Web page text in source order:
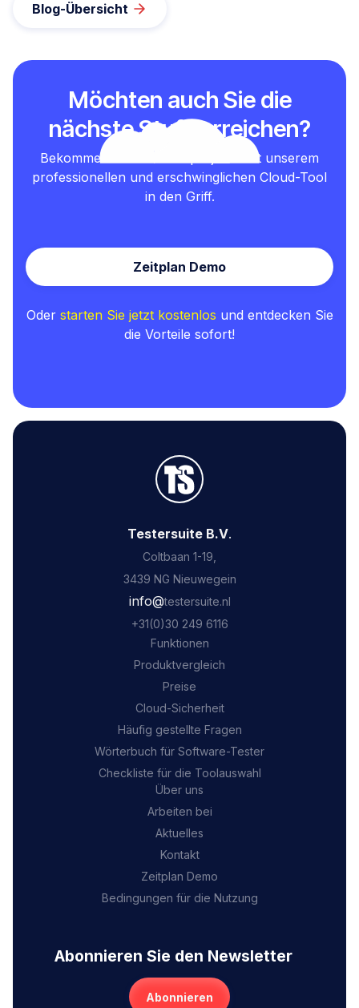
Blog-Übersicht
Möchten auch Sie die
nächste Stufe erreichen?
Bekommen Sie Ihre Testprojekte mit unserem
professionellen und erschwinglichen Cloud-Tool
in den Griff.
Zeitplan Demo
Oder starten Sie jetzt kostenlos und entdecken Sie
die Vorteile sofort!
Testersuite B.V.
Coltbaan 1-19,
3439 NG Nieuwegein
‍info@testersuite.nl
‍+31 (0)30 249 6116
Funktionen
Produktvergleich
Preise
Cloud-Sicherheit
Häufig gestellte Fragen
Wörterbuch für Software-Tester
Checkliste für die Toolauswahl
Über uns
Arbeiten bei
Aktuelles
Kontakt
Zeitplan Demo
Bedingungen für die Nutzung
Abonnieren Sie den Newsletter
Abonnieren